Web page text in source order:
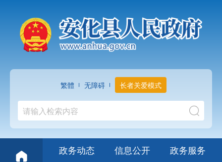
繁體 无障碍 长者关爱模式
政务动态 信息公开
政务服务